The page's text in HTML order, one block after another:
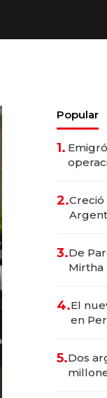
Popular
1.
2.
3.De
Mirtha
4.El
en
5.Dos